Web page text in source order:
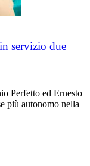
servizio due
Perfetto ed Ernesto
più autonomo nella